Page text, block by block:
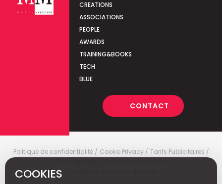
CREATIONS
ASSOCIATIONS
PEOPLE
AWARDS
TRAINING&BOOKS
TECH
BLUE
CONTACT
Politique de confidentialité Cookie Privacy
Tarifs Publicitaires
COOKIES